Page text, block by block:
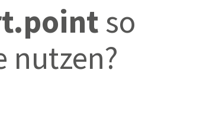
so
nutzen?